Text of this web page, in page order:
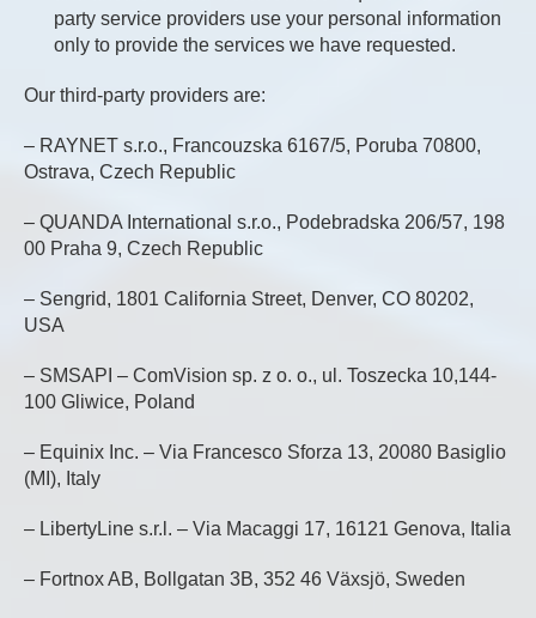
party service providers use your personal information
only to provide the services we have requested.
Our third-party providers are:
– RAYNET s.r.o., Francouzska 6167/5, Poruba 70800,
Ostrava, Czech Republic
– QUANDA International s.r.o., Podebradska 206/57, 198
00 Praha 9, Czech Republic
– Sengrid, 1801 California Street, Denver, CO 80202,
USA
– SMSAPI – ComVision sp. z o. o., ul. Toszecka 10,144-
100 Gliwice, Poland
– Equinix Inc. – Via Francesco Sforza 13, 20080 Basiglio
(MI), Italy
– LibertyLine s.r.l. – Via Macaggi 17, 16121 Genova, Italia
– Fortnox AB, Bollgatan 3B, 352 46 Växsjö, Sweden